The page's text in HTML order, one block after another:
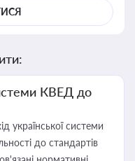
КВЕД до
української системи
до стандартів